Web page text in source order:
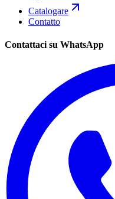
Catalogare
Contatto
Contattaci su WhatsApp